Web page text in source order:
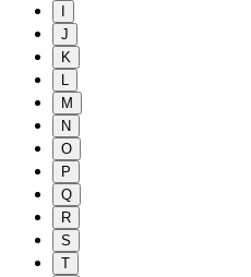
J
K
L
M
N
O
P
Q
R
S
T